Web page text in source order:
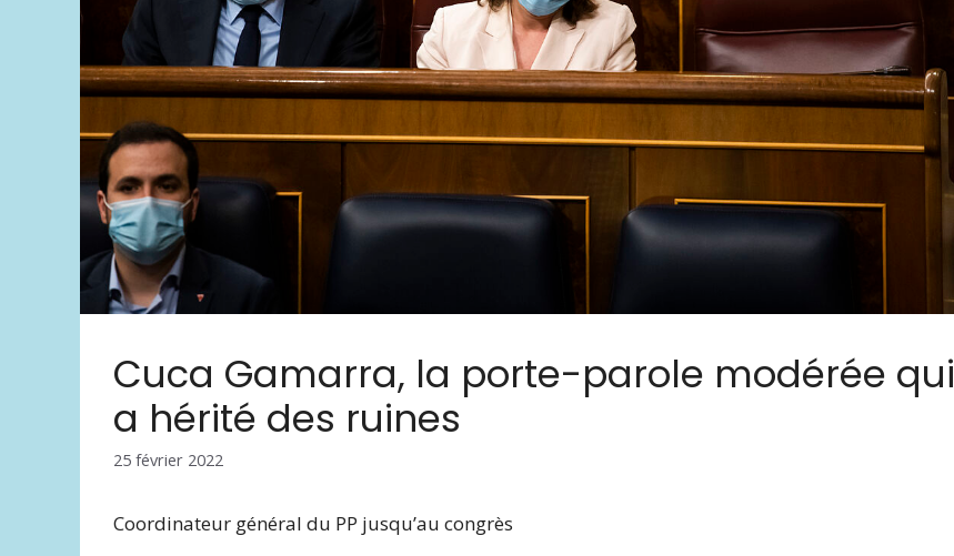
Cuca Gamarra, la porte-parole modérée qui
a hérité des ruines
25 février 2022
Coordinateur général du PP jusqu’au congrès